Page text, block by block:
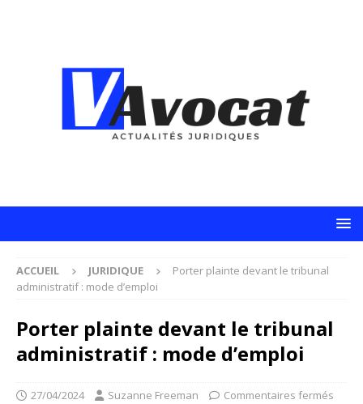
ACCUEIL JURIDIQUE
Porter plainte devant le tribunal
administratif : mode d’emploi
Porter plainte devant le tribunal
administratif : mode d’emploi
27/04/2024 Suzanne Freeman Commentaires fermés